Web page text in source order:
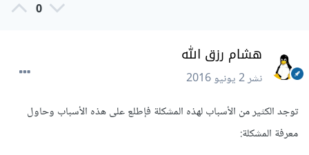
0
هشام رزق الله
نشر2 يونيو 2016
توجد الكثير من الأسباب لهذه المشكلة فإطلع على هذه الأسباب وحاول
معرفة المشكلة: